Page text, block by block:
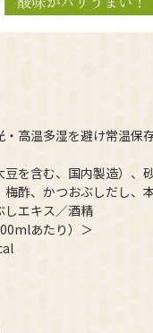
高温多湿を避け常温保
豆を含む、国内製造）、
酢、かつおぶしだし、
しエキス／酒精
あたり）＞